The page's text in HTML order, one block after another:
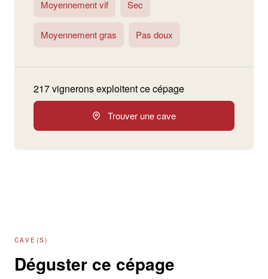
Moyennement vif Sec
Moyennement gras Pas doux
217 vignerons exploitent ce cépage
Trouver une cave
CAVE(S)
Déguster ce cépage